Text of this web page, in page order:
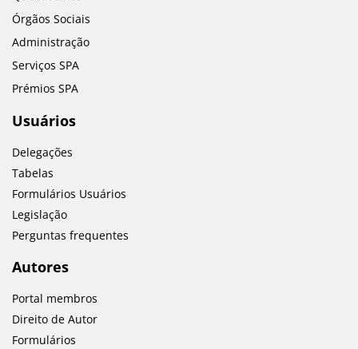
Órgãos Sociais
Administração
Serviços SPA
Prémios SPA
Usuários
Delegações
Tabelas
Formulários Usuários
Legislação
Perguntas frequentes
Autores
Portal membros
Direito de Autor
Formulários